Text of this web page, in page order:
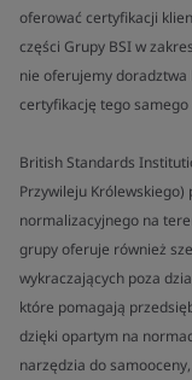
oferować certyfikacji
części Grupy BSI w
nie oferujemy
certyfikację tego
British Standards
Przywileju
normalizacyjnego na
grupy oferuje również
wykraczających poza
które pomagają
dzięki opartym na
narzędzia do